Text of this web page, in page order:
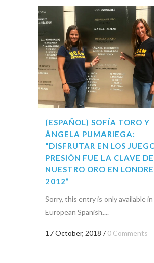
(ESPAÑOL) SOFÍA TORO Y
ÁNGELA PUMARIEGA:
“DISFRUTAR EN LOS
PRESIÓN FUE LA CLAVE DE
NUESTRO ORO EN
2012”
Sorry, this entry is only available in
European Spanish....
17 October, 2018 /0 Comments